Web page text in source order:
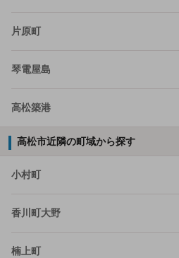
片原町
琴電屋島
高松築港
高松市近隣の町域から探す
小村町
香川町大野
楠上町